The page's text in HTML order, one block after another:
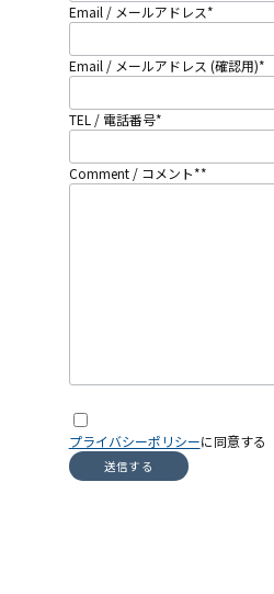
Email / メールアドレス*
Email / メールアドレス (確認用)*
TEL / 電話番号*
Comment / コメント**
プライバシーポリシーに同意する